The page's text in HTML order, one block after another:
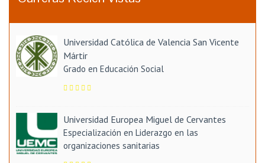
Universidad Católica de Valencia San Vicente
Mártir
Grado en Educación Social
Universidad Europea Miguel de Cervantes
Especialización en Liderazgo en las
organizaciones sanitarias